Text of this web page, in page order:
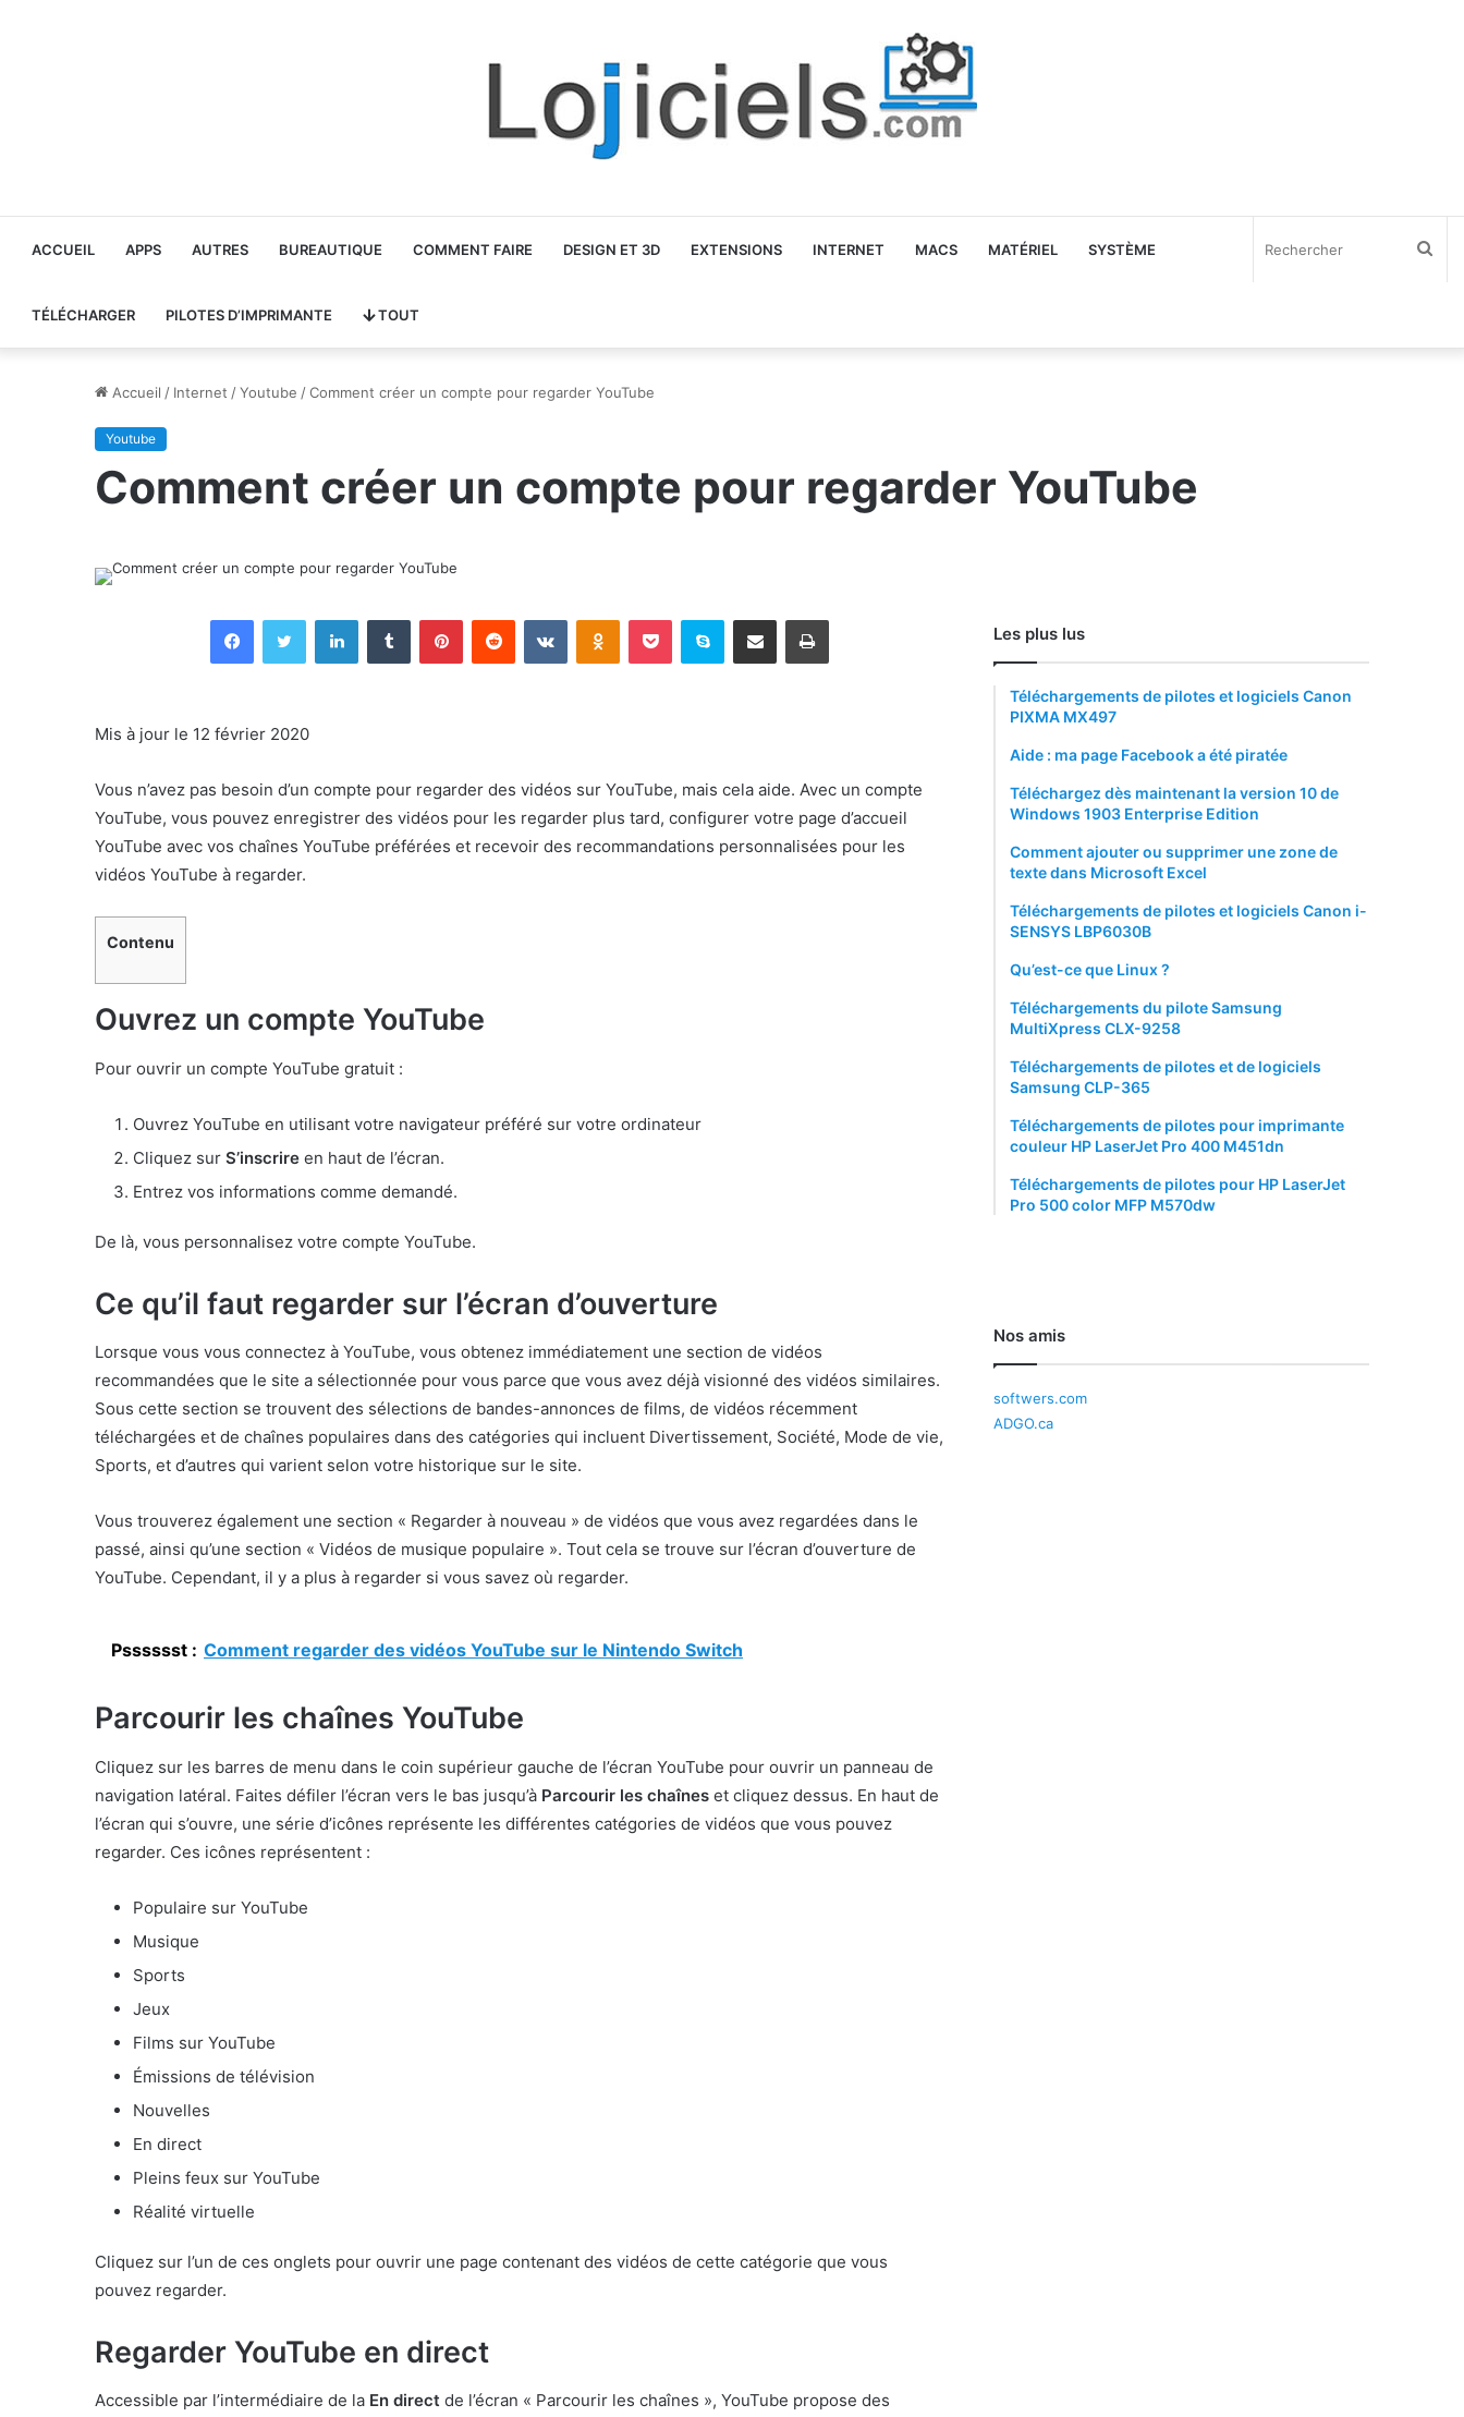
ACCUEIL APPS AUTRES BUREAUTIQUE COMMENT FAIRE DESIGN ET 3D EXTENSIONS INTERNET MACS MATÉRIEL SYSTÈME
TÉLÉCHARGER PILOTES D’IMPRIMANTE TOUT
Accueil / Internet /Youtube /Comment créer un compte pour regarder YouTube
Youtube
Comment créer un compte pour regarder YouTube
FacebookTwitter LinkedinTumblr PinterestReddit VKontakteOdnoklassniki
Pocket Skype Partager par email Imprimer
Mis à jour le 12 février 2020
Vous n’avez pas besoin d’un compte pour regarder des vidéos sur YouTube, mais cela aide. Avec un compte
YouTube, vous pouvez enregistrer des vidéos pour les regarder plus tard, configurer votre page d’accueil
YouTube avec vos chaînes YouTube préférées et recevoir des recommandations personnalisées pour les
vidéos YouTube à regarder.
Contenu
Ouvrez un compte YouTube
Pour ouvrir un compte YouTube gratuit :
Ouvrez YouTube en utilisant votre navigateur préféré sur votre ordinateur
Cliquez sur S’inscrire en haut de l’écran.
Entrez vos informations comme demandé.
De là, vous personnalisez votre compte YouTube.
Ce qu’il faut regarder sur l’écran d’ouverture
Lorsque vous vous connectez à YouTube, vous obtenez immédiatement une section de vidéos
recommandées que le site a sélectionnée pour vous parce que vous avez déjà visionné des vidéos similaires.
Sous cette section se trouvent des sélections de bandes-annonces de films, de vidéos récemment
téléchargées et de chaînes populaires dans des catégories qui incluent Divertissement, Société, Mode de vie,
Sports, et d’autres qui varient selon votre historique sur le site.
Vous trouverez également une section « Regarder à nouveau » de vidéos que vous avez regardées dans le
passé, ainsi qu’une section « Vidéos de musique populaire ». Tout cela se trouve sur l’écran d’ouverture de
YouTube. Cependant, il y a plus à regarder si vous savez où regarder.
Psssssst : Comment regarder des vidéos YouTube sur le Nintendo Switch
Parcourir les chaînes YouTube
Cliquez sur les barres de menu dans le coin supérieur gauche de l’écran YouTube pour ouvrir un panneau de
navigation latéral. Faites défiler l’écran vers le bas jusqu’à Parcourir les chaînes et cliquez dessus. En haut de
l’écran qui s’ouvre, une série d’icônes représente les différentes catégories de vidéos que vous pouvez
regarder. Ces icônes représentent :
Populaire sur YouTube
Musique
Sports
Jeux
Films sur YouTube
Émissions de télévision
Nouvelles
En direct
Pleins feux sur YouTube
Réalité virtuelle
Cliquez sur l’un de ces onglets pour ouvrir une page contenant des vidéos de cette catégorie que vous
pouvez regarder.
Regarder YouTube en direct
Accessible par l’intermédiaire de la En direct de l’écran « Parcourir les chaînes », YouTube propose des
Les plus lus
Téléchargements de pilotes et logiciels Canon
PIXMA MX497
Aide : ma page Facebook a été piratée
Téléchargez dès maintenant la version 10 de
Windows 1903 Enterprise Edition
Comment ajouter ou supprimer une zone de
texte dans Microsoft Excel
Téléchargements de pilotes et logiciels Canon i-
SENSYS LBP6030B
Qu’est-ce que Linux ?
Téléchargements du pilote Samsung
MultiXpress CLX-9258
Téléchargements de pilotes et de logiciels
Samsung CLP-365
Téléchargements de pilotes pour imprimante
couleur HP LaserJet Pro 400 M451dn
Téléchargements de pilotes pour HP LaserJet
Pro 500 color MFP M570dw
Nos amis
softwers.com
ADGO.ca